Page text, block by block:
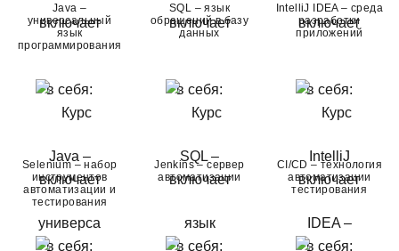
Java –
универсальный
язык
программирования
SQL – язык
обращений в базу
данных
IntelliJ IDEA – среда
разработки
приложений
Selenium – набор
инструментов
автоматизации и
тестирования
Jenkins – сервер
автоматизации
CI/CD – технология
автоматизации
тестирования